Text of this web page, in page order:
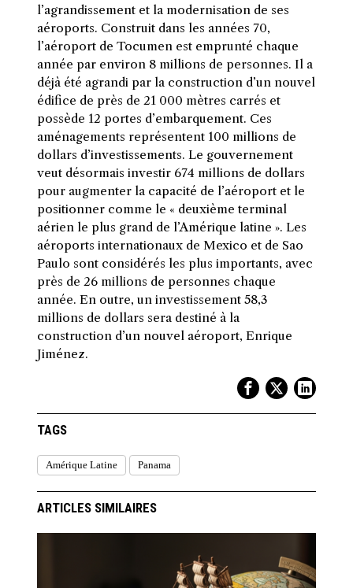
l’agrandissement et la modernisation de ses
aéroports. Construit dans les années 70,
l’aéroport de Tocumen est emprunté chaque
année par environ 8 millions de personnes. Il a
déjà été agrandi par la construction d’un nouvel
édifice de près de 21 000 mètres carrés et
possède 12 portes d’embarquement. Ces
aménagements représentent 100 millions de
dollars d’investissements. Le gouvernement
veut désormais investir 674 millions de dollars
pour augmenter la capacité de l’aéroport et le
positionner comme le « deuxième terminal
aérien le plus grand de l’Amérique latine ». Les
aéroports internationaux de Mexico et de Sao
Paulo sont considérés les plus importants, avec
près de 26 millions de personnes chaque
année. En outre, un investissement 58,3
millions de dollars sera destiné à la
construction d’un nouvel aéroport, Enrique
Jiménez.
TAGS
Amérique Latine Panama
ARTICLES SIMILAIRES